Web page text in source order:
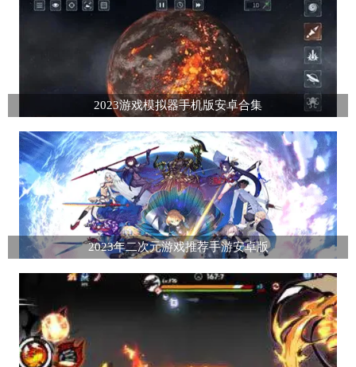
2023游戏模拟器手机版安卓合集
2023年二次元游戏推荐手游安卓版